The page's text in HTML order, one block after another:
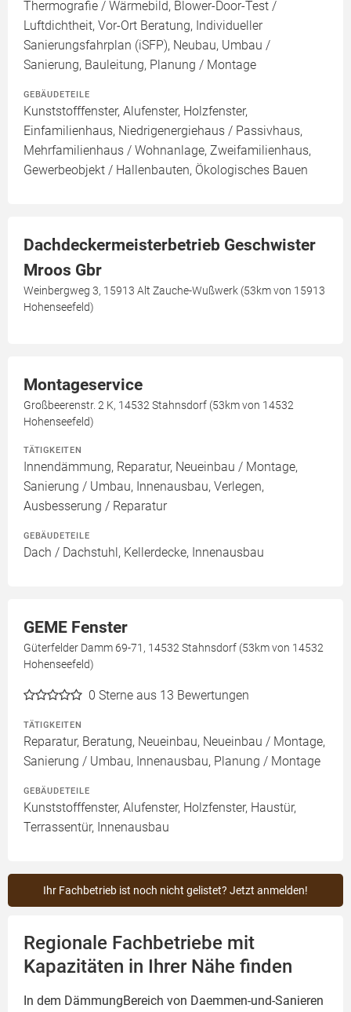
Thermografie / Wärmebild, Blower-Door-Test /
Luftdichtheit, Vor-Ort Beratung, Individueller
Sanierungsfahrplan (iSFP), Neubau, Umbau /
Sanierung, Bauleitung, Planung / Montage
GEBÄUDETEILE
Kunststofffenster, Alufenster, Holzfenster,
Einfamilienhaus, Niedrigenergiehaus / Passivhaus,
Mehrfamilienhaus / Wohnanlage, Zweifamilienhaus,
Gewerbeobjekt / Hallenbauten, Ökologisches Bauen
Dachdeckermeisterbetrieb Geschwister
Mroos Gbr
Weinbergweg 3, 15913 Alt Zauche-Wußwerk (53km von 15913
Hohenseefeld)
Montageservice
Großbeerenstr. 2 K, 14532 Stahnsdorf (53km von 14532
Hohenseefeld)
TÄTIGKEITEN
Innendämmung, Reparatur, Neueinbau / Montage,
Sanierung / Umbau, Innenausbau, Verlegen,
Ausbesserung / Reparatur
GEBÄUDETEILE
Dach / Dachstuhl, Kellerdecke, Innenausbau
GEME Fenster
Güterfelder Damm 69-71, 14532 Stahnsdorf (53km von 14532
Hohenseefeld)
0 Sterne aus 13 Bewertungen
TÄTIGKEITEN
Reparatur, Beratung, Neueinbau, Neueinbau / Montage,
Sanierung / Umbau, Innenausbau, Planung / Montage
GEBÄUDETEILE
Kunststofffenster, Alufenster, Holzfenster, Haustür,
Terrassentür, Innenausbau
Ihr Fachbetrieb ist noch nicht gelistet? Jetzt anmelden!
Regionale Fachbetriebe mit
Kapazitäten in Ihrer Nähe finden
In dem DämmungBereich von Daemmen-und-Sanieren